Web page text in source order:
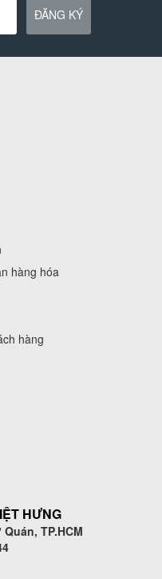
ĐĂNG KÝ
hàng hóa
hàng
HƯNG
TP.HCM